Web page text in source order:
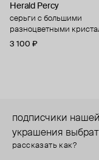
Herald Percy
серьги с большими
разноцветными
3 100 ₽
подписчики
украшения
рассказать как?